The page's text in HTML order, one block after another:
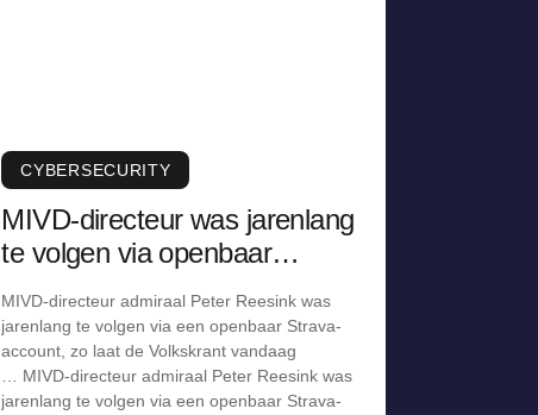
CYBERSECURITY
MIVD-directeur was jarenlang
te volgen via openbaar
MIVD-directeur admiraal Peter Reesink was
jarenlang te volgen via een openbaar Strava-
account, zo laat de Volkskrant vandaag
… MIVD-directeur admiraal Peter Reesink was
jarenlang te volgen via een openbaar Strava-